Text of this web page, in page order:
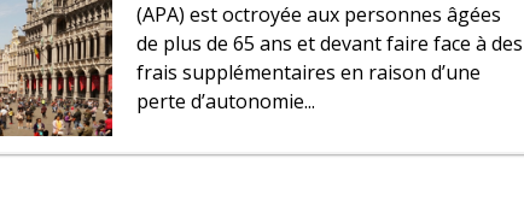
(APA) est octroyée aux personnes âgées
de plus de 65 ans et devant faire face à des
frais supplémentaires en raison d’une
perte d’autonomie...